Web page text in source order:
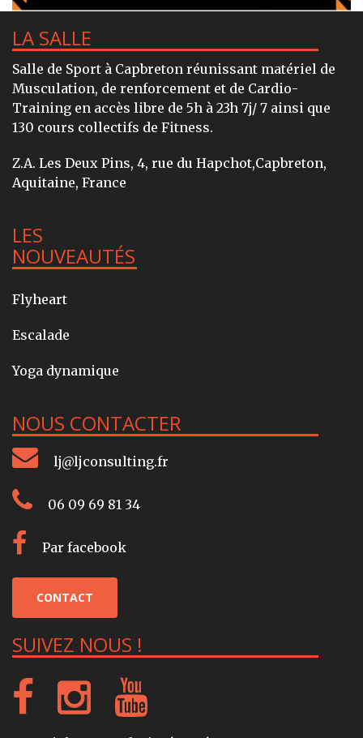
LA SALLE
Salle de Sport à Capbreton réunissant matériel de
Musculation, de renforcement et de Cardio-
Training en accès libre de 5h à 23h 7j/ 7 ainsi que
130 cours collectifs de Fitness.
Z.A. Les Deux Pins, 4, rue du Hapchot,Capbreton,
Aquitaine, France
LES
NOUVEAUTÉS
Flyheart
Escalade
Yoga dynamique
NOUS CONTACTER
lj@ljconsulting.fr
06 09 69 81 34
Par facebook
CONTACT
SUIVEZ NOUS !